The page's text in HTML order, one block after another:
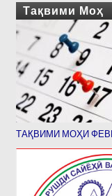
Тақвими Моҳ
ТАҚВИМИ МОҲИ